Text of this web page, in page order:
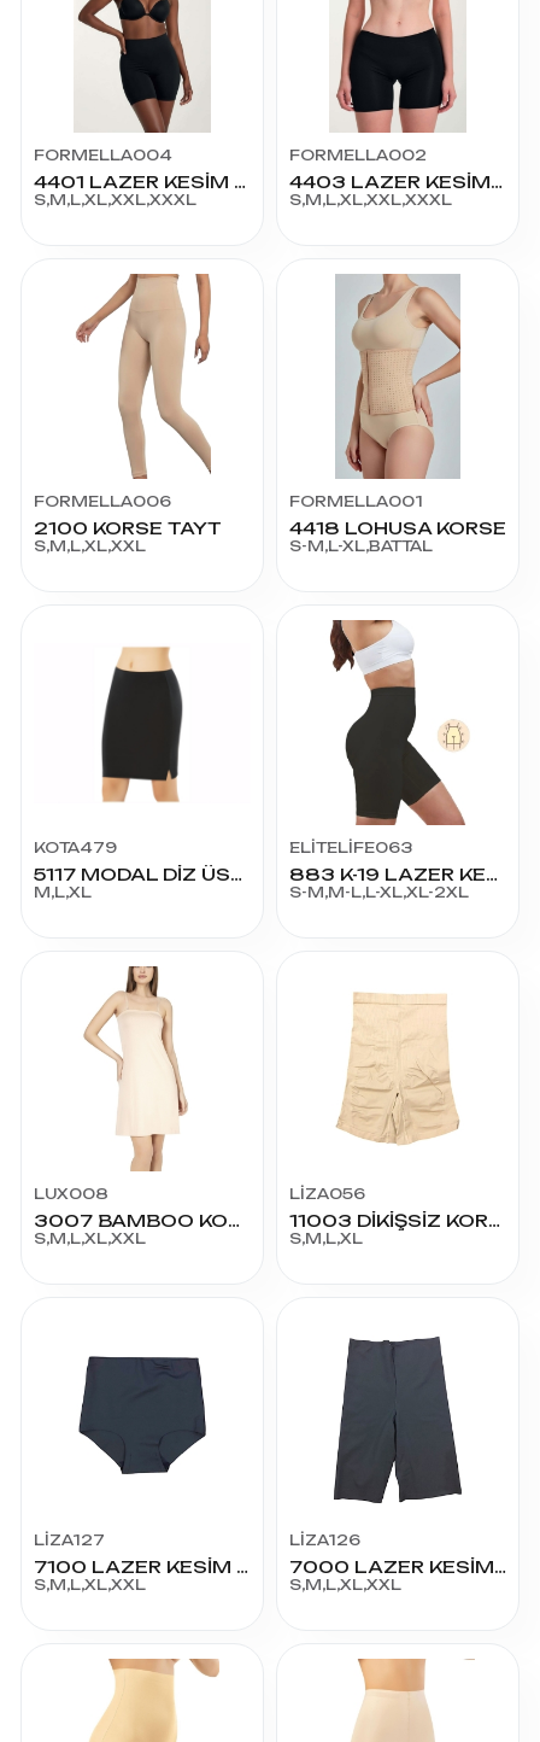
FORMELLA004
4401 LAZER KESİM PAÇALI KORSE
S,M,L,XL,XXL,XXXL
FORMELLA002
4403 LAZER KESİM ŞORT KORSE
S,M,L,XL,XXL,XXXL
FORMELLA006
2100 KORSE TAYT
S,M,L,XL,XXL
FORMELLA001
4418 LOHUSA KORSE
S-M,L-XL,BATTAL
KOTA479
5117 MODAL DİZ ÜSTÜ JÜPON
M,L,XL
ELİTELİFE063
883 K-19 LAZER KESİM SLİMFİT PAÇALI KORSE
S-M,M-L,L-XL,XL-2XL
LUX008
3007 BAMBOO KOMBİNEZON UZUN JİPON
S,M,L,XL,XXL
LİZA056
11003 DİKİŞSİZ KORSE
S,M,L,XL
LİZA127
7100 LAZER KESİM SLİP KORSE
S,M,L,XL,XXL
LİZA126
7000 LAZER KESİM PAÇALI KORSE
S,M,L,XL,XXL